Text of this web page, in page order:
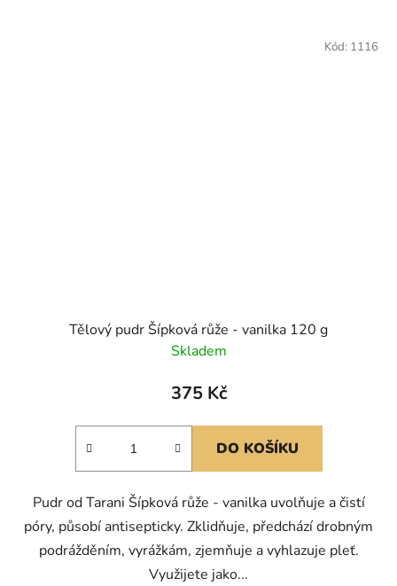
Tělový pudr Šípková růže - vanilka 120 g
Skladem
375 Kč
DO KOŠÍKU
Pudr od Tarani Šípková růže - vanilka uvolňuje a čistí
póry, působí antisepticky. Zklidňuje, předchází drobným
podrážděním, vyrážkám, zjemňuje a vyhlazuje pleť.
Využijete jako...
Kód: 1116